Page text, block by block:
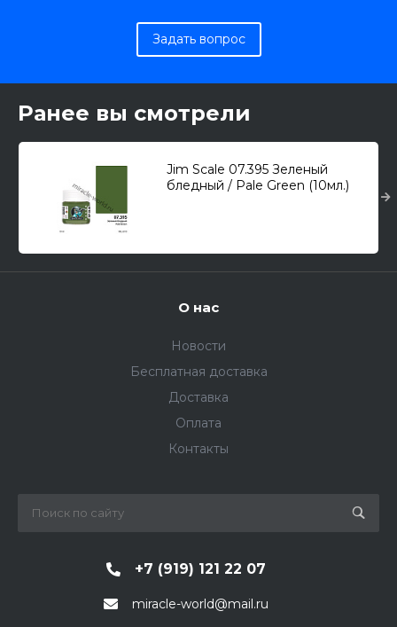
Задать вопрос
Ранее вы смотрели
Jim Scale 07.395 Зеленый
бледный / Pale Green (10мл.)
О нас
Новости
Бесплатная доставка
Доставка
Оплата
Контакты
+7 (919) 121 22 07
miracle-world@mail.ru